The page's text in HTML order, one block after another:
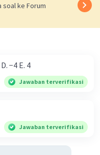
soal ke Forum
C. 11 D. −4 E. 4
Jawaban terverifikasi
Jawaban terverifikasi